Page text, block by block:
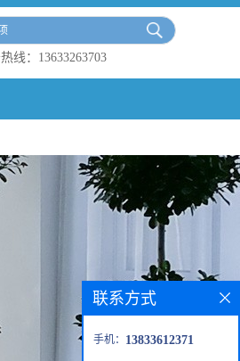
线： 13633263703
联系方式
手机： 13833612371